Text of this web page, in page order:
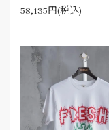
58,135円(税込)